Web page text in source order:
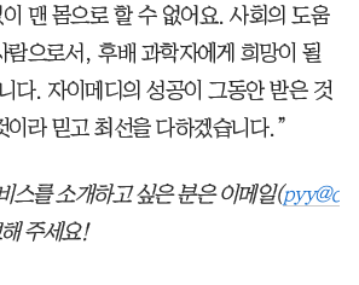
맨 몸으로 할 수 없어요. 사회의 도움
람으로서, 후배 과학자에게 희망이 될
다. 자이메디의 성공이 그동안 받은 것
이라 믿고 최선을 다하겠습니다.”
스를 소개하고 싶은 분은 이메일(pyy@c
주세요!